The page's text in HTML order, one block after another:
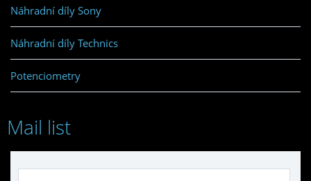
Náhradní díly Sony
Náhradní díly Technics
Potenciometry
Mail list